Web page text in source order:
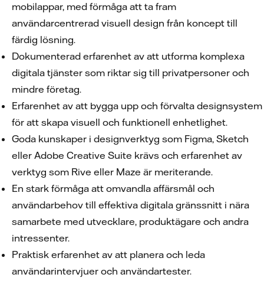
mobilappar, med förmåga att ta fram
användarcentrerad visuell design från koncept till
färdig lösning.
Dokumenterad erfarenhet av att utforma komplexa
digitala tjänster som riktar sig till privatpersoner och
mindre företag.
Erfarenhet av att bygga upp och förvalta designsystem
för att skapa visuell och funktionell enhetlighet.
Goda kunskaper i designverktyg som Figma, Sketch
eller Adobe Creative Suite krävs och erfarenhet av
verktyg som Rive eller Maze är meriterande.
En stark förmåga att omvandla affärsmål och
användarbehov till effektiva digitala gränssnitt i nära
samarbete med utvecklare, produktägare och andra
intressenter.
Praktisk erfarenhet av att planera och leda
användarintervjuer och användartester.